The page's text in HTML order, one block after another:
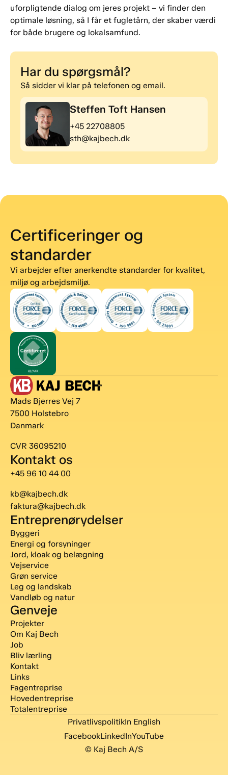
uforpligtende dialog om jeres projekt – vi finder den
optimale løsning, så I får et fugletårn, der skaber værdi
for både brugere og lokalsamfund.
Har du spørgsmål?
Så sidder vi klar på telefonen og email.
Steffen Toft Hansen
+45 22708805
sth@kajbech.dk
Certificeringer og
standarder
Vi arbejder efter anerkendte standarder for kvalitet,
miljø og arbejdsmiljø.
Mads Bjerres Vej 7
7500 Holstebro
Danmark
CVR 36095210
Kontakt os
+45 96 10 44 00
kb@kajbech.dk
faktura@kajbech.dk
Entreprenørydelser
Byggeri
Energi og forsyninger
Jord, kloak og belægning
Vejservice
Grøn service
Leg og landskab
Vandløb og natur
Genveje
Projekter
Om Kaj Bech
Job
Bliv lærling
Kontakt
Links
Fagentreprise
Hovedentreprise
Totalentreprise
© Kaj Bech A/S
PrivatlivspolitikIn English
FacebookLinkedInYouTube